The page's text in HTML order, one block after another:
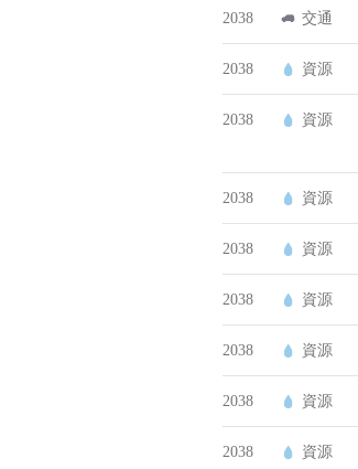
2038 交通
2038 資源
2038 資源
2038 資源
2038 資源
2038 資源
2038 資源
2038 資源
2038 資源